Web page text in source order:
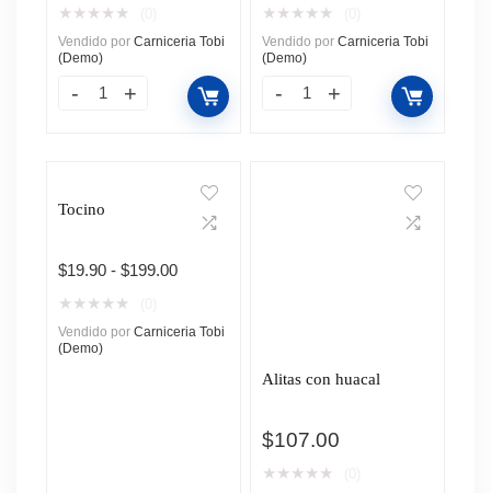
★ ★ ★ ★ ★
Vendido por Carniceria Tobi
(Demo)
★ ★ ★ ★ ★
Vendido por Carniceria Tobi
(Demo)
Tocino
$19.90 - $199.00Rango
desde
★ ★ ★ ★ ★
Vendido por Carniceria Tobi
(Demo)
Alitas con huacal
$107.00
★ ★ ★ ★ ★